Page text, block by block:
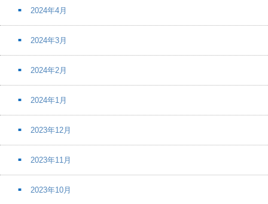
2024年4月
2024年3月
2024年2月
2024年1月
2023年12月
2023年11月
2023年10月